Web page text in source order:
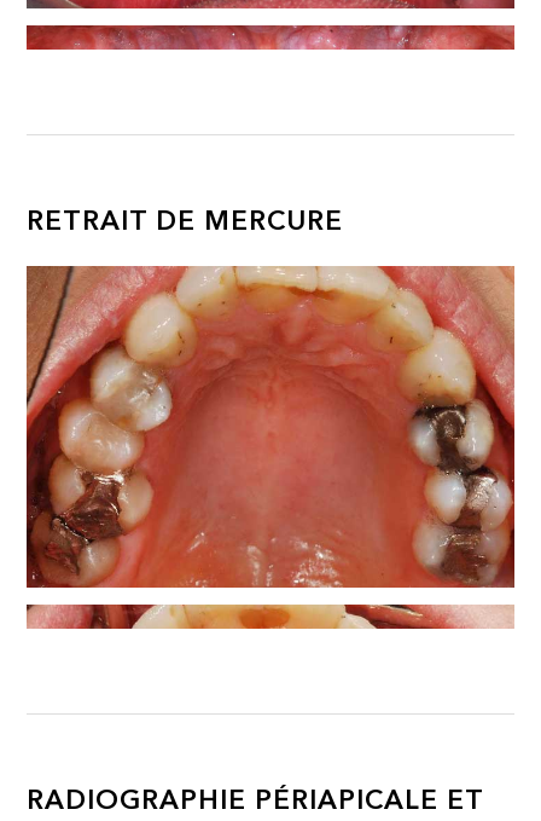
RETRAIT DE MERCURE
RADIOGRAPHIE PÉRIAPICALE ET